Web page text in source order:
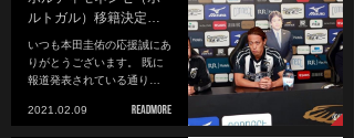
ルトガル）移籍決定…
いつも本田圭佑の応援誠にあ
りがとうございます。 既に
報道発表されている通り…
2021.02.09